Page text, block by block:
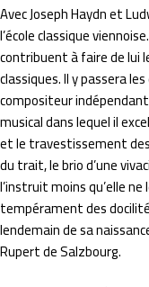
Avec Joseph Haydn et
l’école classique
contribuent à faire de lui
classiques. Il y passera
compositeur
musical dans lequel il
et le travestissement
du trait, le brio d’une
l’instruit moins qu’elle
tempérament des
lendemain de sa
Rupert de Salzbourg.